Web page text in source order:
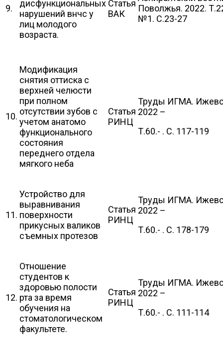
9.
дисфункциональных
нарушений внчс у
лиц молодого
возраста.
Статья
ВАК
Поволжья. 2022.
№1. С.23-27
10.
Модификация
снятия оттиска с
верхней челюсти
при полном
отсутствии зубов с
учетом анатомо
функционального
состояния
переднего отдела
мягкого неба
Статья
РИНЦ
Труды ИГМА.
2022 –
Т.60.- . С. 117-119
11.
Устройство для
выравнивания
поверхности
прикусных валиков
съемных протезов
Статья
РИНЦ
Труды ИГМА.
2022 –
Т.60.- . С. 178-179
12.
Отношение
студентов к
здоровью полости
рта за время
обучения на
стоматологическом
факультете.
Статья
РИНЦ
Труды ИГМА.
2022 –
Т.60.- . С. 111-114